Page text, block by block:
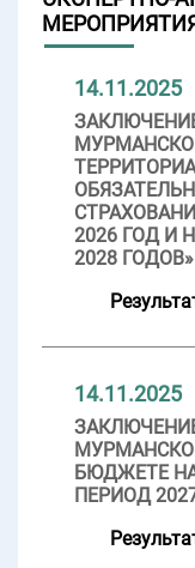
14.11.2025
2026 ГОД И
2028 ГОДОВ»
14.11.2025
БЮДЖЕТЕ
ПЕРИОД